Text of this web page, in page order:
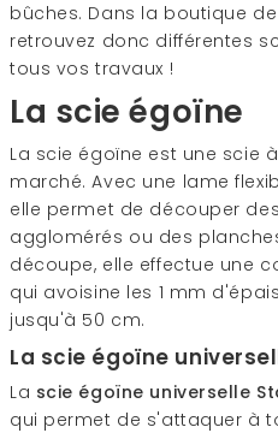
bûches. Dans la boutique
retrouvez donc différentes
tous vos travaux !
La scie égoïne
La scie égoïne est une scie
marché. Avec une lame
elle permet de découper
agglomérés ou des
découpe, elle effectue une
qui avoisine les 1 mm
jusqu'à 50 cm.
La scie égoïne
La scie égoïne universelle
qui permet de s'attaquer à